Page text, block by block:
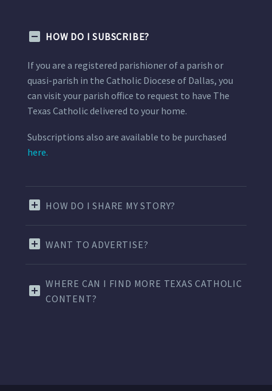
HOW DO I SUBSCRIBE?
If you are a registered parishioner of a parish or
quasi-parish in the Catholic Diocese of Dallas, you
can visit your parish office to request to have The
Texas Catholic delivered to your home.
Subscriptions also are available to be purchased
here.
HOW DO I SHARE MY STORY?
WANT TO ADVERTISE?
WHERE CAN I FIND MORE TEXAS CATHOLIC
CONTENT?